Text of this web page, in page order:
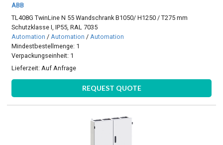
ABB
TL408G TwinLine N 55 Wandschrank B1050/ H1250 / T275 mm
Schutzklasse I, IP55, RAL 7035
Automation / Automation / Automation
Mindestbestellmenge: 1
Verpackungseinheit: 1
Lieferzeit:Auf Anfrage
REQUEST QUOTE